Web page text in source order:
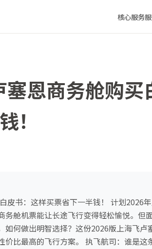
核心服务
！
恩商务舱购买
！
皮书：这样买票省下一半钱！ 计划2026
务舱机票能让长途飞行变得轻松愉悦。但
如何做出明智选择？这份2026版上海飞
价比最高的飞行方案。 执飞航司：谁是这